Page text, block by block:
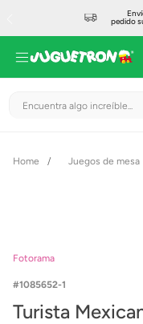
pedido
Encuentra algo increíble...
Juegos de mesa
Fotorama
1085652-1
Turista